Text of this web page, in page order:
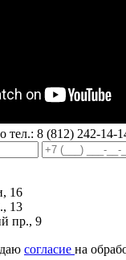
тел.: 8 (812) 242-14-
16
13
пр., 9
согласие на